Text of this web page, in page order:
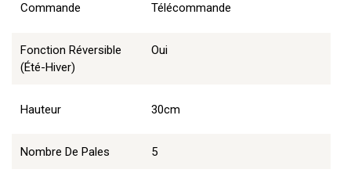
Commande Télécommande
Fonction Réversible
(été-Hiver)
Oui
Hauteur 30cm
Nombre De Pales 5